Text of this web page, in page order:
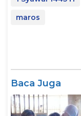
maros
Baca Juga